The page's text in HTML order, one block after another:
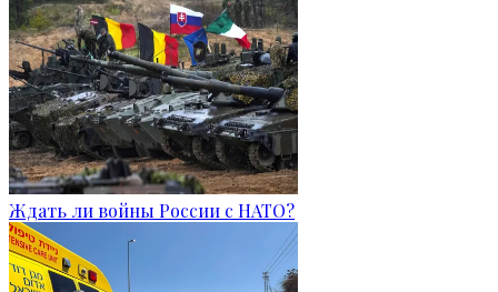
Ждать ли войны России с НАТО?